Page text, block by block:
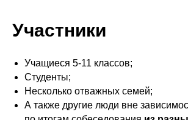
Участники
Учащиеся 5-11 классов;
Студенты;
Несколько отважных семей;
А также другие люди вне